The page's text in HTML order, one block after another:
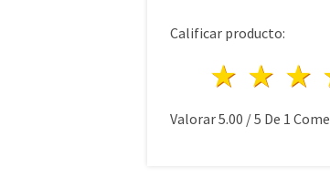
Calificar producto:
2
1
Valorar5.00 /5 De 1